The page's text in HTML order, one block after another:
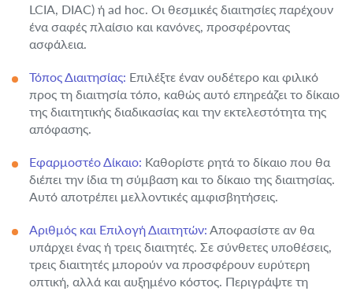
LCIA, DIAC) ή ad hoc. Οι θεσμικές διαιτησίες παρέχουν
ένα σαφές πλαίσιο και κανόνες, προσφέροντας
ασφάλεια.
Τόπος Διαιτησίας: Επιλέξτε έναν ουδέτερο και φιλικό
προς τη διαιτησία τόπο, καθώς αυτό επηρεάζει το δίκαιο
της διαιτητικής διαδικασίας και την εκτελεστότητα της
απόφασης.
Εφαρμοστέο Δίκαιο: Καθορίστε ρητά το δίκαιο που θα
διέπει την ίδια τη σύμβαση και το δίκαιο της διαιτησίας.
Αυτό αποτρέπει μελλοντικές αμφισβητήσεις.
Αριθμός και Επιλογή Διαιτητών: Αποφασίστε αν θα
υπάρχει ένας ή τρεις διαιτητές. Σε σύνθετες υποθέσεις,
τρεις διαιτητές μπορούν να προσφέρουν ευρύτερη
οπτική, αλλά και αυξημένο κόστος. Περιγράψτε τη